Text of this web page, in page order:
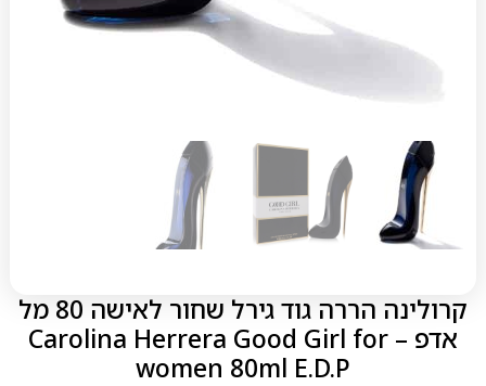
קרולינה הררה גוד גירל שחור לאישה 80 מל
אדפ – Carolina Herrera Good Girl for
women 80ml E.D.P